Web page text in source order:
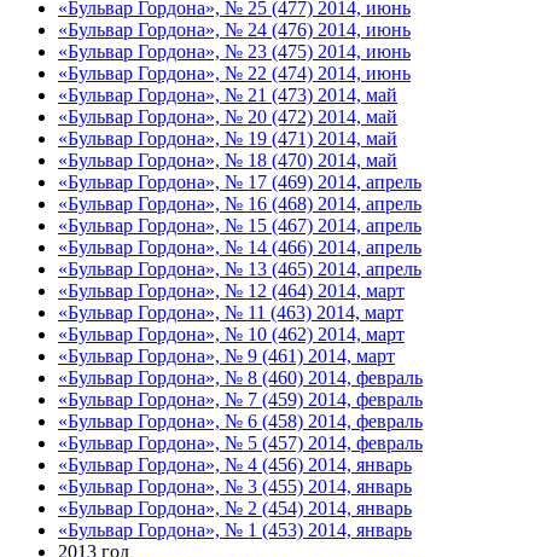
«Бульвар Гордона», № 25 (477) 2014, июнь
«Бульвар Гордона», № 24 (476) 2014, июнь
«Бульвар Гордона», № 23 (475) 2014, июнь
«Бульвар Гордона», № 22 (474) 2014, июнь
«Бульвар Гордона», № 21 (473) 2014, май
«Бульвар Гордона», № 20 (472) 2014, май
«Бульвар Гордона», № 19 (471) 2014, май
«Бульвар Гордона», № 18 (470) 2014, май
«Бульвар Гордона», № 17 (469) 2014, апрель
«Бульвар Гордона», № 16 (468) 2014, апрель
«Бульвар Гордона», № 15 (467) 2014, апрель
«Бульвар Гордона», № 14 (466) 2014, апрель
«Бульвар Гордона», № 13 (465) 2014, апрель
«Бульвар Гордона», № 12 (464) 2014, март
«Бульвар Гордона», № 11 (463) 2014, март
«Бульвар Гордона», № 10 (462) 2014, март
«Бульвар Гордона», № 9 (461) 2014, март
«Бульвар Гордона», № 8 (460) 2014, февраль
«Бульвар Гордона», № 7 (459) 2014, февраль
«Бульвар Гордона», № 6 (458) 2014, февраль
«Бульвар Гордона», № 5 (457) 2014, февраль
«Бульвар Гордона», № 4 (456) 2014, январь
«Бульвар Гордона», № 3 (455) 2014, январь
«Бульвар Гордона», № 2 (454) 2014, январь
«Бульвар Гордона», № 1 (453) 2014, январь
2013 год